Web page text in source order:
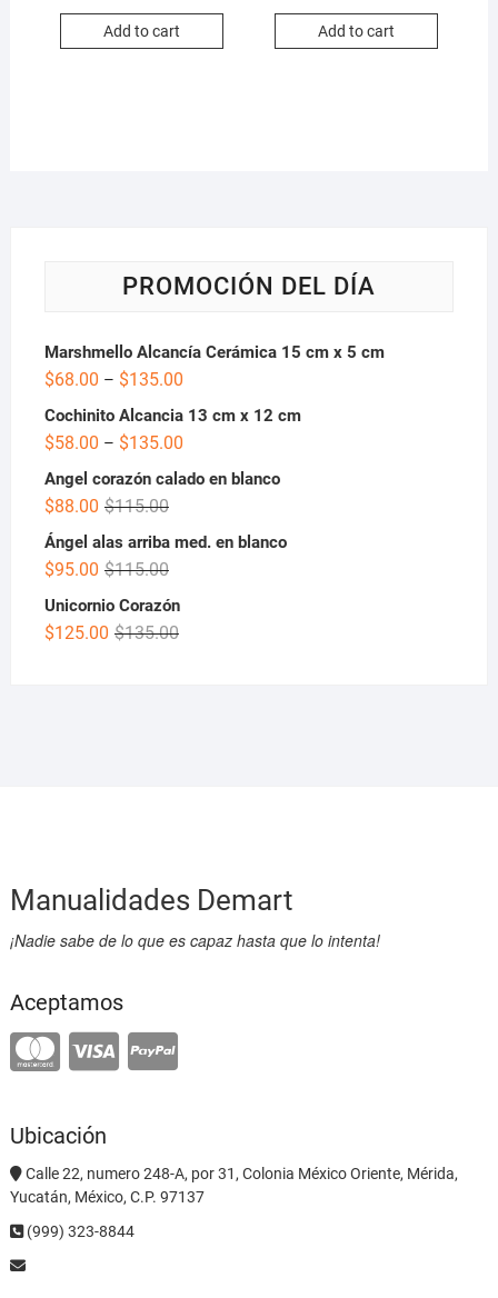
Add to cart Add to cart
PROMOCIÓN DEL DÍA
Marshmello Alcancía Cerámica 15 cm x 5 cm
$68.00 – $135.00
Cochinito Alcancia 13 cm x 12 cm
$58.00 – $135.00
Angel corazón calado en blanco
$115.00
$88.00
Ángel alas arriba med. en blanco
$115.00
$95.00
Unicornio Corazón
$135.00
$125.00
Manualidades Demart
¡Nadie sabe de lo que es capaz hasta que lo intenta!
Aceptamos
Ubicación
Calle 22, numero 248-A, por 31, Colonia México Oriente, Mérida,
Yucatán, México, C.P. 97137
(999) 323-8844